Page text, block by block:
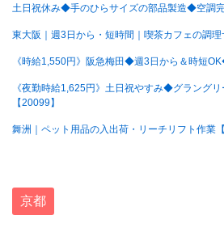
土日祝休み◆手のひらサイズの部品製造◆空調完
東大阪｜週3日から・短時間｜喫茶カフェの調理
《時給1,550円》阪急梅田◆週3日から＆時短
《夜勤時給1,625円》土日祝やすみ◆グラング
【20099】
舞洲｜ペット用品の入出荷・リーチリフト作業
京都